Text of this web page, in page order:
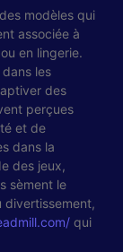
modèles qui
associée à
en lingerie.
dans les
des
perçues
et de
dans la
des jeux,
sèment le
divertissement,
qui